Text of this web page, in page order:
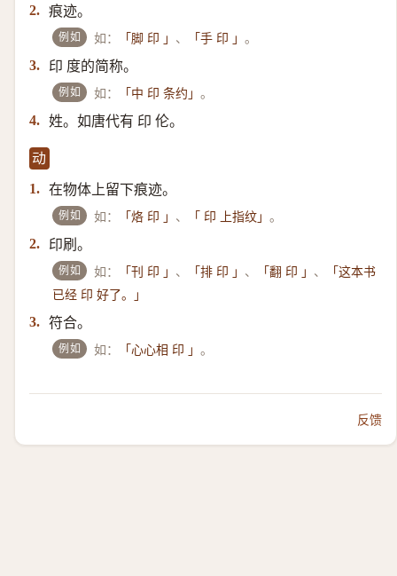
2. 痕迹。
例如 如： 「脚 印 」 、 「手 印 」。
3. 印 度的简称。
例如 如： 「中 印 条约」。
4. 姓。如唐代有 印 伦。
动
1. 在物体上留下痕迹。
例如 如： 「烙 印 」 、 「 印 上指纹」。
2. 印刷。
例如 如： 「刊 印 」 、 「排 印 」 、 「翻 印 」 、
「这本书
已经 印 好了。」
3. 符合。
例如 如： 「心心相 印 」。
反馈